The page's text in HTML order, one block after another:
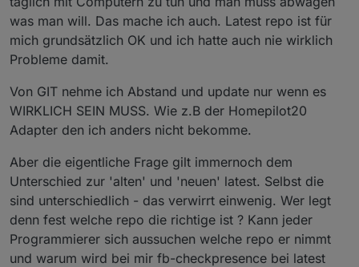
was man will. Das mache ich auch. Latest repo ist für
mich grundsätzlich OK und ich hatte auch nie wirklich
Probleme damit.
Von GIT nehme ich Abstand und update nur wenn es
WIRKLICH SEIN MUSS. Wie z.B der Homepilot20
Adapter den ich anders nicht bekomme.
Aber die eigentliche Frage gilt immernoch dem
Unterschied zur 'alten' und 'neuen' latest. Selbst die
sind unterschiedlich - das verwirrt einwenig. Wer legt
denn fest welche repo die richtige ist ? Kann jeder
Programmierer sich aussuchen welche repo er nimmt
und warum wird bei mir fb-checkpresence bei latest